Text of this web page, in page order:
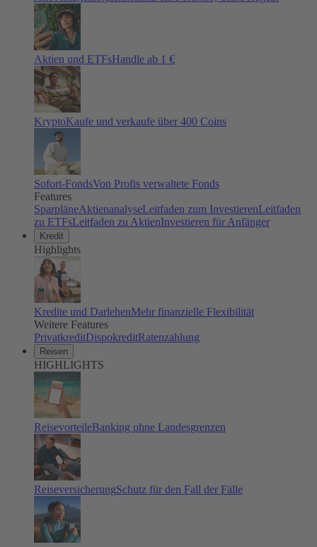
Aktien und ETFsHandle ab 1 €
KryptoKaufe und verkaufe über 400 Coins
Sofort-FondsVon Profis verwaltete Fonds
Features
SparpläneAktienanalyseLeitfaden zum InvestierenLeitfaden
zu ETFsLeitfaden zu AktienInvestieren für Anfänger
Kredit
Highlights
Kredite und DarlehenMehr finanzielle Flexibilität
Weitere Features
PrivatkreditDispokreditRatenzahlung
Reisen
HIGHLIGHTS
ReisevorteileBanking ohne Landesgrenzen
ReiseversicherungSchutz für den Fall der Fälle